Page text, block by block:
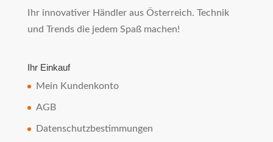
Ihr innovativer Händler aus Österreich. Technik
und Trends die jedem Spaß machen!
Ihr Einkauf
Mein Kundenkonto
AGB
Datenschutzbestimmungen